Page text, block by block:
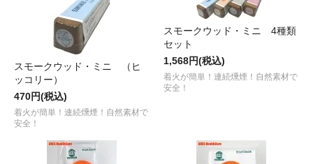
スモークウッド・ミニ （ヒ
ッコリー）
470円(税込)
着火が簡単！連続燻煙！自然素材で
安全！
スモークウッド・ミニ 4種類
セット
1,568円(税込)
着火が簡単！連続燻煙！自然素材で
安全！